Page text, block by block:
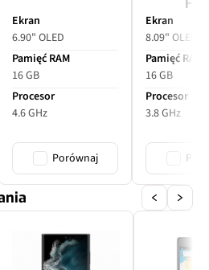
x3
PDAF, OIS
Ekran
6.90" OLED
Pamięć RAM
16 GB
Procesor
4.6 GHz
Porównaj
Ekran
8.09" OLED
Pamięć RAM
16 GB
Procesor
3.8 GHz